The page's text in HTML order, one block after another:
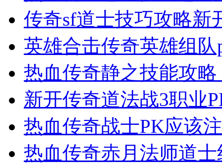
传奇sf道士技巧攻略新
英雄合击传奇英雄组
热血传奇静之技能攻
新开传奇道法战3职业
热血传奇战士PK应该
热血传奇赤月法师道